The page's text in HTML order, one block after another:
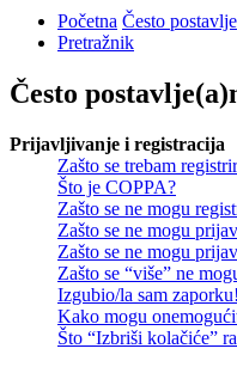
Početna Često
Pretražnik
Često
Prijavljivanje i registracija
Zašto se trebam
Što je COPPA?
Zašto se ne mogu
Zašto se ne mogu
Zašto se ne mogu
Zašto se “više” ne
Izgubio/la sam zaporku!
Kako mogu
Što “Izbriši kolačiće”